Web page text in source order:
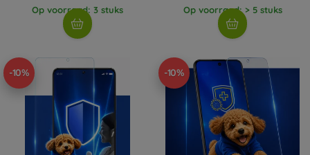
Op voorraad: 3 stuks Op voorraad: > 5 stuks
-10% -10%